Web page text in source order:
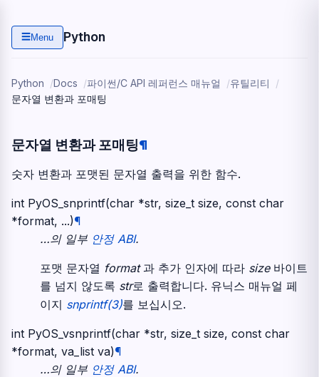
☰Menu Python
Python Docs 파이썬/C API 레퍼런스 매뉴얼
유틸리티
문자열 변환과 포매팅
문자열 변환과 포매팅¶
숫자 변환과 포맷된 문자열 출력을 위한 함수.
int PyOS_snprintf(char *str, size_t size, const char
*format, ...)¶
…의 일부 안정 ABI.
포맷 문자열 format과 추가 인자에 따라 size바이트
를 넘지 않도록 str로 출력합니다. 유닉스 매뉴얼 페
이지 snprintf(3)를 보십시오.
int PyOS_vsnprintf(char *str, size_t size, const char
*format, va_list va)¶
…의 일부 안정 ABI.